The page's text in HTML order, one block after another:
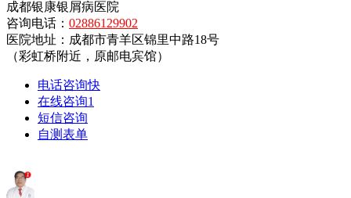
成都银康银屑病医院
咨询电话： 02886129902
医院地址：成都市青羊区锦里中路18号
（彩虹桥附近，原邮电宾馆）
电话咨询快
在线咨询1
短信咨询
自测表单